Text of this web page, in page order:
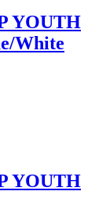
YOUTH
White
YOUTH